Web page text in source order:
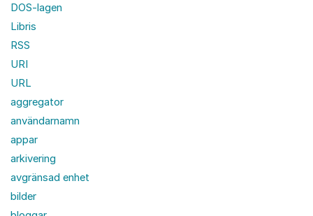
DOS-lagen
Libris
RSS
URI
URL
aggregator
användarnamn
appar
arkivering
avgränsad enhet
bilder